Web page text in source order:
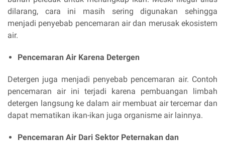
dilarang, cara ini masih sering digunakan sehingga
menjadi penyebab pencemaran air dan merusak ekosistem
air.
Pencemaran Air Karena Detergen
Detergen juga menjadi penyebab pencemaran air. Contoh
pencemaran air ini terjadi karena pembuangan limbah
detergen langsung ke dalam air membuat air tercemar dan
dapat mematikan ikan-ikan juga organisme air lainnya.
Pencemaran Air Dari Sektor Peternakan dan